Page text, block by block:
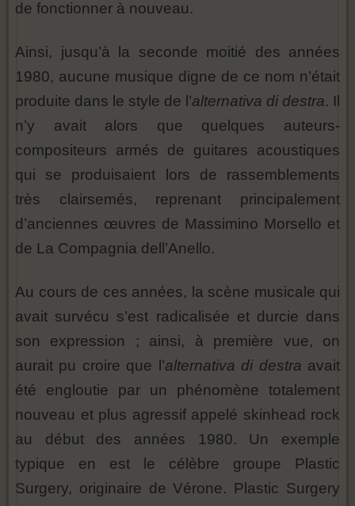
de fonctionner à nouveau.
Ainsi, jusqu’à la seconde moitié des années
1980, aucune musique digne de ce nom n’était
produite dans le style de l’alternativa di destra. Il
n’y avait alors que quelques auteurs-
compositeurs armés de guitares acoustiques
qui se produisaient lors de rassemblements
très clairsemés, reprenant principalement
d’anciennes œuvres de Massimino Morsello et
de La Compagnia dell’Anello.
Au cours de ces années, la scène musicale qui
avait survécu s’est radicalisée et durcie dans
son expression ; ainsi, à première vue, on
aurait pu croire que l’alternativa di destra avait
été engloutie par un phénomène totalement
nouveau et plus agressif appelé skinhead rock
au début des années 1980. Un exemple
typique en est le célèbre groupe Plastic
Surgery, originaire de Vérone. Plastic Surgery